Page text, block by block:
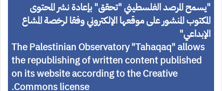
"يسمح المرصد الفلسطيني "تحقق" بإعادة نشر المحتوى
المكتوب المنشور على موقعها الإلكتروني وفقا لرخصة المشاع
الإبداعي"
The Palestinian Observatory "Tahaqaq" allows
the republishing of written content published
on its website according to the Creative
Commons license.